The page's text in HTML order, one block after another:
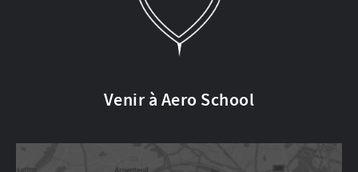
Venir à Aero School